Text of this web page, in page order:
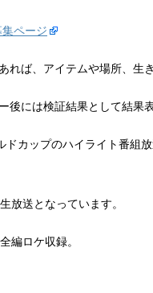
ページ
れば、アイテムや場所、生
後には検証結果として結果
ドカップのハイライト番組
放送となっています。
編ロケ収録。